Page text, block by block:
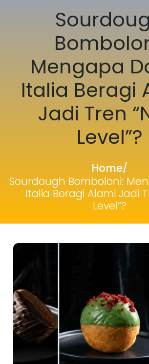
Mengapa
Italia Beragi
Jadi Tren
Level”?
Home/
Sourdough Bomboloni:
Italia Beragi Alami Jadi
Level”?